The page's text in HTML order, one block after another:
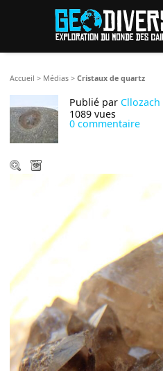
Accueil > Médias >Cristaux de quartz
Publié par Cllozach
1089 vues
0 commentaire